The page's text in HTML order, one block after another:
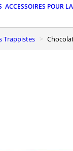
ACCESSOIRES POUR
Trappistes